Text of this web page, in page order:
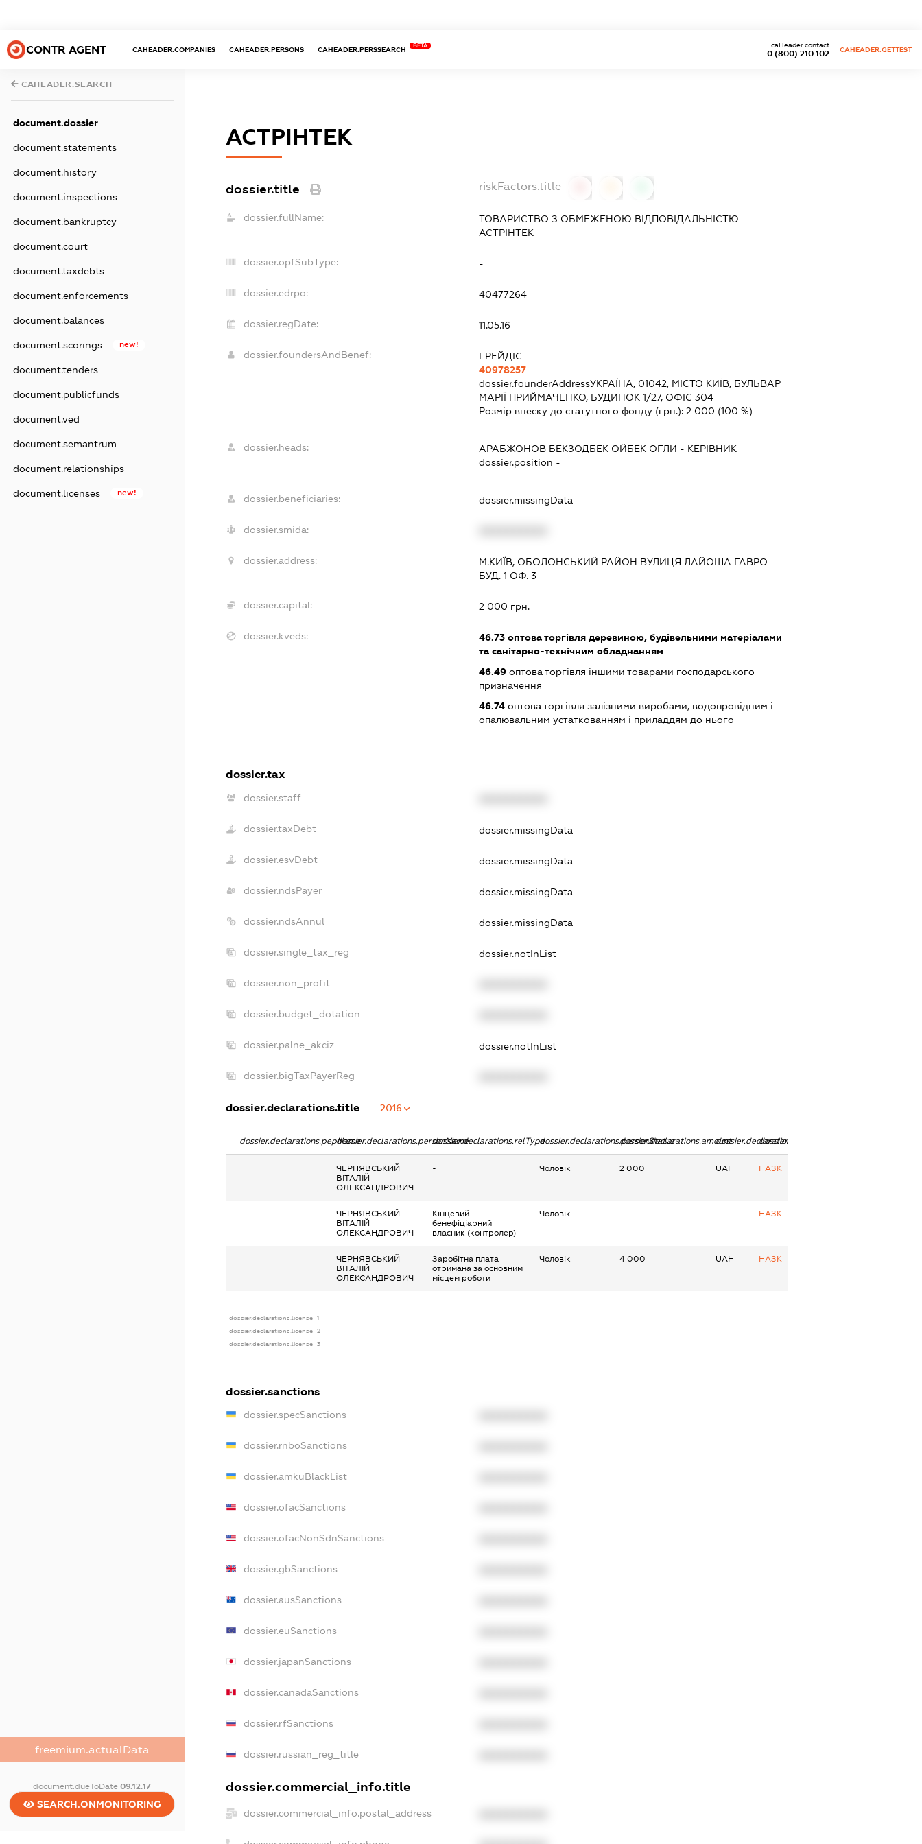
CONTR AGENT CAHEADER.COMPANIES CAHEADER.PERSONS CAHEADER.PERSSEARCH
BETA
0 (800) 210 102
caHeader.contact
CAHEADER.GETTEST
CAHEADER.SEARCH
document.dossier
document.statements
document.history
document.inspections
document.bankruptcy
document.court
document.taxdebts
document.enforcements
document.balances
document.scorings new!
document.tenders
document.publicfunds
document.ved
document.semantrum
document.relationships
document.licenses new!
freemium.actualData
document.dueToDate09.12.17
SEARCH.ONMONITORING
АСТРІНТЕК
dossier.title riskFactors.title
dossier.fullName:
ТОВАРИСТВО З ОБМЕЖЕНОЮ ВІДПОВІДАЛЬНІСТЮ
АСТРІНТЕК
dossier.opfSubType: -
dossier.edrpo: 40477264
dossier.regDate: 11.05.16
dossier.foundersAndBenef:
ГРЕЙДІС
40978257
dossier.founderAddressУКРАЇНА, 01042, МІСТО КИЇВ, БУЛЬВАР
МАРІЇ ПРИЙМАЧЕНКО, БУДИНОК 1/27, ОФІС 304
Розмір внеску до статутного фонду (грн.):2 000 (100 %)
dossier.heads: АРАБЖОНОВ БЕКЗОДБЕК ОЙБЕК ОГЛИ - КЕРІВНИК
dossier.position -
dossier.beneficiaries: dossier.missingData
dossier.smida:
dossier.address:
М.КИЇВ, ОБОЛОНСЬКИЙ РАЙОН ВУЛИЦЯ ЛАЙОША ГАВРО
БУД. 1 ОФ. 3
dossier.capital: 2 000 грн.
dossier.kveds: 46.73 оптова торгівля деревиною, будівельними матеріалами
та санітарно-технічним обладнанням
46.49 оптова торгівля іншими товарами господарського
призначення
46.74 оптова торгівля залізними виробами, водопровідним і
опалювальним устаткованням і приладдям до нього
dossier.tax
dossier.staff
dossier.taxDebt dossier.missingData
dossier.esvDebt dossier.missingData
dossier.ndsPayer dossier.missingData
dossier.ndsAnnul dossier.missingData
dossier.single_tax_reg dossier.notInList
dossier.non_profit
dossier.budget_dotation
dossier.palne_akciz dossier.notInList
dossier.bigTaxPayerReg
dossier.declarations.title 2016
dossier.declarations.pepNamedossier.declarations.personNamedossier.declarations.relTypedossier.declarations.personStatusdossier.declarations.amountdossier.declarations.currency
dossier.declarations.source
ЧЕРНЯВСЬКИЙ
ВІТАЛІЙ
ОЛЕКСАНДРОВИЧ
- Чоловік 2 000 UAH НАЗК
ЧЕРНЯВСЬКИЙ
ВІТАЛІЙ
ОЛЕКСАНДРОВИЧ
Кінцевий
бенефіціарний
власник (контролер)
Чоловік - - НАЗК
ЧЕРНЯВСЬКИЙ
ВІТАЛІЙ
ОЛЕКСАНДРОВИЧ
Заробітна плата
отримана за основним
місцем роботи
Чоловік 4 000 UAH НАЗК
dossier.declarations.license_1
dossier.declarations.license_2
dossier.declarations.license_3
dossier.sanctions
dossier.specSanctions
dossier.rnboSanctions
dossier.amkuBlackList
dossier.ofacSanctions
dossier.ofacNonSdnSanctions
dossier.gbSanctions
dossier.ausSanctions
dossier.euSanctions
dossier.japanSanctions
dossier.canadaSanctions
dossier.rfSanctions
dossier.russian_reg_title
dossier.commercial_info.title
dossier.commercial_info.postal_address